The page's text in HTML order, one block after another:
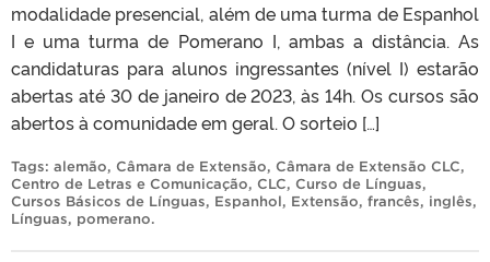
modalidade presencial, além de uma turma de Espanhol
I e uma turma de Pomerano I, ambas a distância. As
candidaturas para alunos ingressantes (nível I) estarão
abertas até 30 de janeiro de 2023, às 14h. Os cursos são
abertos à comunidade em geral. O sorteio […]
Tags: alemão, Câmara de Extensão, Câmara de Extensão CLC,
Centro de Letras e Comunicação, CLC, Curso de Línguas,
Cursos Básicos de Línguas, Espanhol, Extensão, francês, inglês,
Línguas, pomerano.